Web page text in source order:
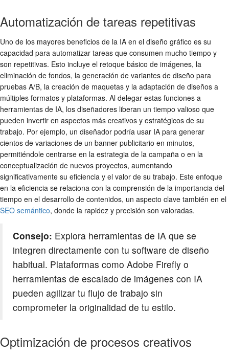
Automatización de tareas repetitivas
Uno de los mayores beneficios de la IA en el diseño gráfico es su
capacidad para automatizar tareas que consumen mucho tiempo y
son repetitivas. Esto incluye el retoque básico de imágenes, la
eliminación de fondos, la generación de variantes de diseño para
pruebas A/B, la creación de maquetas y la adaptación de diseños a
múltiples formatos y plataformas. Al delegar estas funciones a
herramientas de IA, los diseñadores liberan un tiempo valioso que
pueden invertir en aspectos más creativos y estratégicos de su
trabajo. Por ejemplo, un diseñador podría usar IA para generar
cientos de variaciones de un banner publicitario en minutos,
permitiéndole centrarse en la estrategia de la campaña o en la
conceptualización de nuevos proyectos, aumentando
significativamente su eficiencia y el valor de su trabajo. Este enfoque
en la eficiencia se relaciona con la comprensión de la importancia del
tiempo en el desarrollo de contenidos, un aspecto clave también en el
SEO semántico, donde la rapidez y precisión son valoradas.
Consejo: Explora herramientas de IA que se
integren directamente con tu software de diseño
habitual. Plataformas como Adobe Firefly o
herramientas de escalado de imágenes con IA
pueden agilizar tu flujo de trabajo sin
comprometer la originalidad de tu estilo.
Optimización de procesos creativos